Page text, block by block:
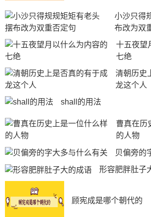
小沙只得
布改为双
十五夜望
七绝
清朝历史
龙这个人
shall的用法
曹真在历
的人物
贝偏旁的
形容肥胖肚子
顾宪成是哪个朝代的